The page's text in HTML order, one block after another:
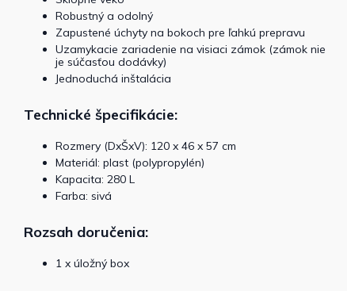
Robustný a odolný
Zapustené úchyty na bokoch pre ľahkú prepravu
Uzamykacie zariadenie na visiaci zámok (zámok nie
je súčasťou dodávky)
Jednoduchá inštalácia
Technické špecifikácie:
Rozmery (DxŠxV): 120 x 46 x 57 cm
Materiál: plast (polypropylén)
Kapacita: 280 L
Farba: sivá
Rozsah doručenia:
1 x úložný box